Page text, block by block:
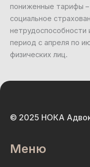
пониженные тарифы
социальное
нетрудоспособности
период с апреля по
физических лиц.
© 2025 НОКА
Меню